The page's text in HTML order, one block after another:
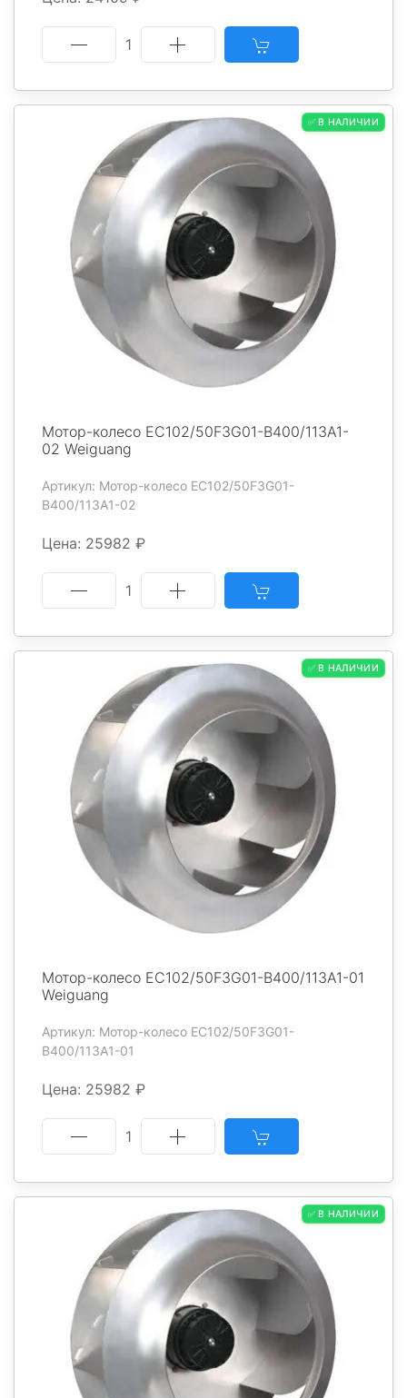
1
✅ В НАЛИЧИИ
Мотор-колесо EC102/50F3G01-B400/113A1-
02 Weiguang
Артикул: Мотор-колесо EC102/50F3G01-
B400/113A1-02
Цена: 25982 ₽
1
✅ В НАЛИЧИИ
Мотор-колесо EC102/50F3G01-B400/113A1-01
Weiguang
Артикул: Мотор-колесо EC102/50F3G01-
B400/113A1-01
Цена: 25982 ₽
1
✅ В НАЛИЧИИ